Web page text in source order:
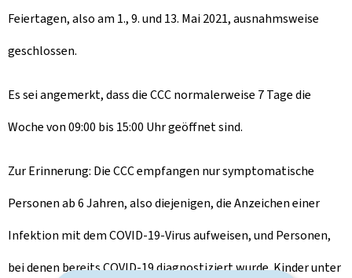
Feiertagen, also am 1., 9. und 13. Mai 2021, ausnahmsweise
geschlossen.
Es sei angemerkt, dass die CCC normalerweise 7 Tage die
Woche von 09:00 bis 15:00 Uhr geöffnet sind.
Zur Erinnerung: Die CCC empfangen nur symptomatische
Personen ab 6 Jahren, also diejenigen, die Anzeichen einer
Infektion mit dem COVID-19-Virus aufweisen, und Personen,
bei denen bereits COVID-19 diagnostiziert wurde. Kinder unter